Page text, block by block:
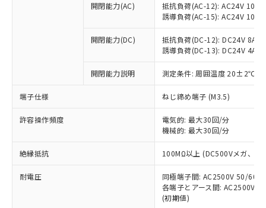
開閉能力(AC)
抵抗負荷(AC-12): AC24V 10A/
誘導負荷(AC-15): AC24V
開閉能力(DC)
抵抗負荷(DC-12): DC24V 8A/
誘導負荷(DC-13): DC24V 4A/
開閉能力説明 測定条件: 周囲温度 20±2℃、
端子仕様 ねじ締め端子 (M3.5)
許容操作頻度
電気的: 最大30回/分
機械的: 最大30回/分
絶縁抵抗 100MΩ以上 (DC500Vメガ、点
耐電圧
同極端子間: AC2500V 50/
各端子とアース間: AC2500V
(初期値)
以下の条件をお読みいただき、同意のうえ
ご利用ください。
本サービスは、当社制御機器事業取扱
商品の当社在庫状況および標準価格
(税抜)を提供させていただくもので
当社制御機器事業取扱商品の中には、
本サービスの対象外となる商品もある
ことをご了承ください。
在庫状況および標準価格照会結果は、
記載している更新日時点での社内デー
タに基づき作成されるものであり、閲
覧された時点での実際の在庫および標
準価格とは異なる場合があることをご
対応予定なし：EU RoHS指令（10物質）の
非含有に非対応の商品で、対応品を出す予
定はありません。
調査・確認中：EU RoHS指令（10物質）の
非含有の対応状況を調査中または確認中の
非該当品：ライセンス料など無形物で、有
害物質有無と関係のない商品です。
仕入先様の事情により、非含有部品として
いたものが、含有品と判明した場合などや
むを得ず変更することがあります。
六価クロム(Cr(Ⅵ)) 1000ppm以下、ポリ臭化ビフェニル
類(PBB) 1000ppm以下、ポリ臭化ジフェニルエーテル類
「○」：最大均質材料含有率が中国RoHSの
基準値以下であることを示します。
「×」：最大均質材料含有率が中国RoHSの
基準値を超えていることを示します。
「－」：未確認です。当社販売部門へお問
*中国RoHS10物質の基準値 (GB/T26572)：
Pb(鉛) :1000ppm、 Hg(水銀) : 1000ppm、 Cd(カドミウ
Cr(Ⅵ)(六価クロム) : 1000ppm、 PBBs(ポリ臭化ビフェ
当社は、これら貴社製品のうち、外国
為替および外国貿易法に定める商品
（以下｢規制貨物等」という）を輸出
または国外への提供する場合は、日本
国政府の輸出許可(または役務取引許
可)を取得するなどの必要な手続きを